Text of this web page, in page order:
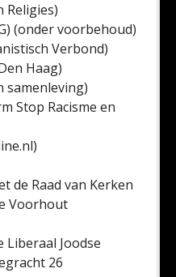
Religies)
(onder voorbehoud)
Verbond)
Haag)
samenleving)
Stop Racisme en
de Raad van Kerken
Voorhout
Joodse
26